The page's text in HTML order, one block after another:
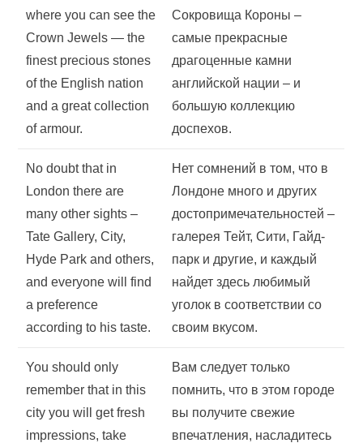
where you can see the
Crown Jewels — the
finest precious stones
of the English nation
and a great collection
of armour.
Сокровища Короны –
самые прекрасные
драгоценные камни
английской нации – и
большую коллекцию
доспехов.
No doubt that in
London there are
many other sights –
Tate Gallery, City,
Hyde Park and others,
and everyone will find
a preference
according to his taste.
Нет сомнений в том, что в
Лондоне много и других
достопримечательностей –
галерея Тейт, Сити, Гайд-
парк и другие, и каждый
найдет здесь любимый
уголок в соответствии со
своим вкусом.
You should only
remember that in this
city you will get fresh
impressions, take
Вам следует только
помнить, что в этом городе
вы получите свежие
впечатления, насладитесь